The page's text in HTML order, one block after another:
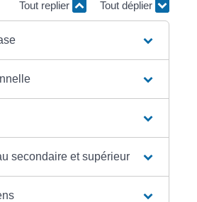
Tout replier
Tout déplier
secondaire et supérieur